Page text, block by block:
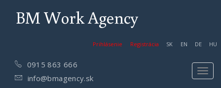
BM Work Agency
Prihlásenie Registrácia SK EN DE HU
0915 863 666
info@bmagency.sk